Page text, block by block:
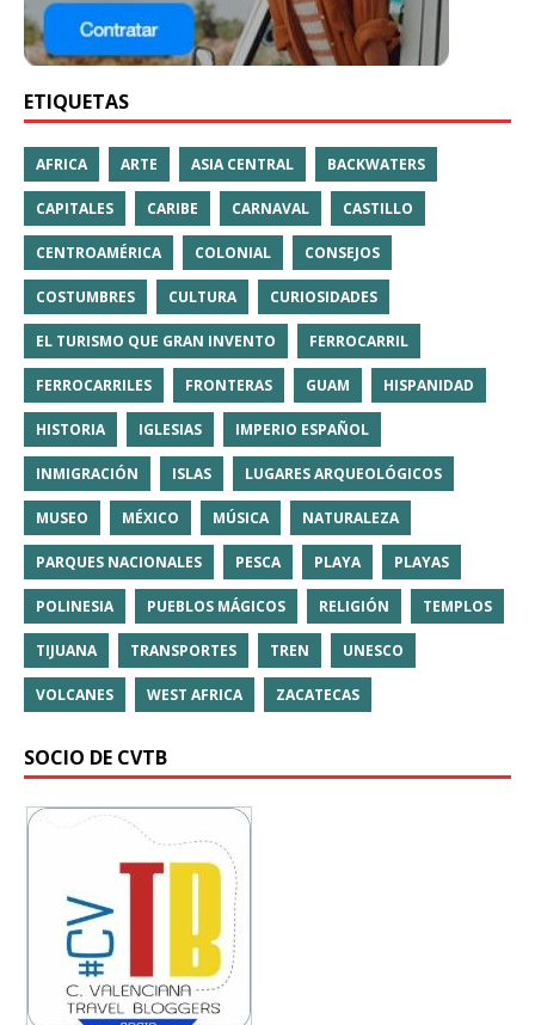
ETIQUETAS
AFRICA ARTE ASIA CENTRAL BACKWATERS
CAPITALES CARIBE CARNAVAL CASTILLO
CENTROAMÉRICA COLONIAL CONSEJOS
COSTUMBRES CULTURA CURIOSIDADES
EL TURISMO QUE GRAN INVENTO FERROCARRIL
FERROCARRILES FRONTERAS GUAM HISPANIDAD
HISTORIA IGLESIAS IMPERIO ESPAÑOL
INMIGRACIÓN ISLAS LUGARES ARQUEOLÓGICOS
MUSEO MÉXICO MÚSICA NATURALEZA
PARQUES NACIONALES PESCA PLAYA PLAYAS
POLINESIA PUEBLOS MÁGICOS RELIGIÓN TEMPLOS
TIJUANA TRANSPORTES TREN UNESCO
VOLCANES WEST AFRICA ZACATECAS
SOCIO DE CVTB